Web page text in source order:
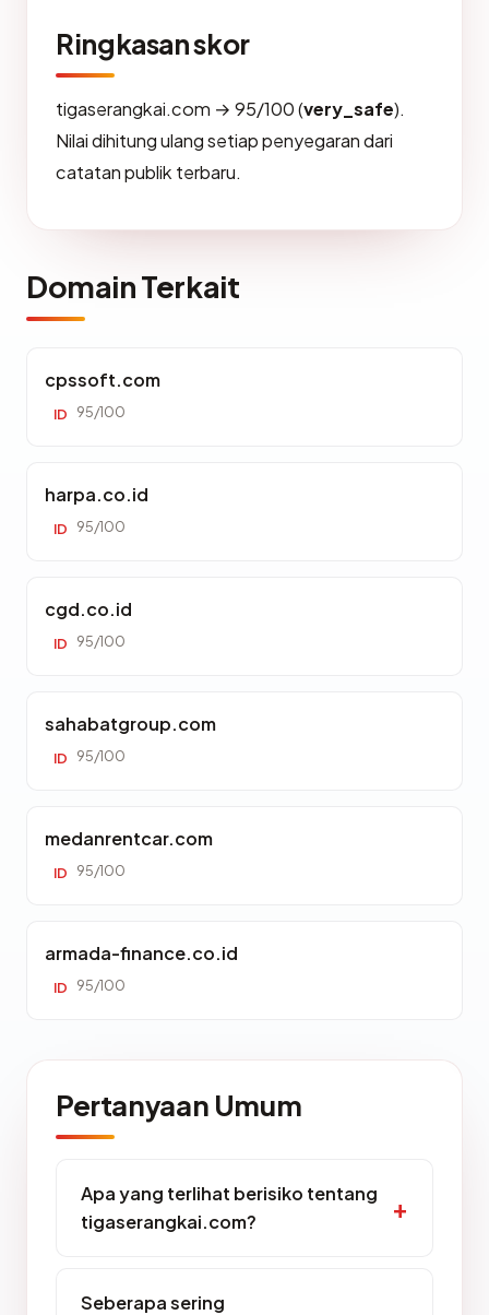
Ringkasan skor
tigaserangkai.com → 95/100 (very_safe).
Nilai dihitung ulang setiap penyegaran dari
catatan publik terbaru.
Domain Terkait
cpssoft.com
ID 95/100
harpa.co.id
ID 95/100
cgd.co.id
ID 95/100
sahabatgroup.com
ID 95/100
medanrentcar.com
ID 95/100
armada-finance.co.id
ID 95/100
Pertanyaan Umum
Apa yang terlihat berisiko tentang
tigaserangkai.com?
Seberapa sering